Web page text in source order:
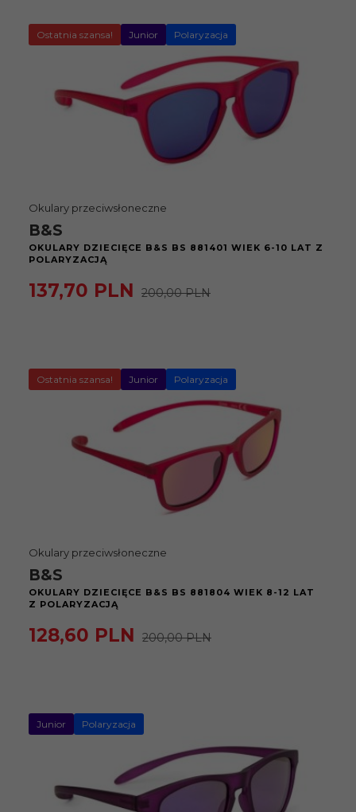
Ostatnia szansa! Junior Polaryzacja
Okulary przeciwsłoneczne
B&S
OKULARY DZIECIĘCE B&S BS 881401 WIEK 6-10 LAT Z
POLARYZACJĄ
137,70 PLN 200,00 PLN
Ostatnia szansa! Junior Polaryzacja
Okulary przeciwsłoneczne
B&S
OKULARY DZIECIĘCE B&S BS 881804 WIEK 8-12 LAT
Z POLARYZACJĄ
128,60 PLN 200,00 PLN
Junior Polaryzacja